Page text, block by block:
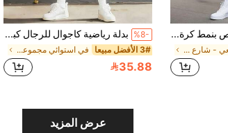
طقم بنطال وقميص بنمط كرة السلة لرجال ذوي الأحجام الكبيرة، طقم شورت ذو رباط بخطوط سوداء وبيضاء عصرية، بدلة رياضية مريحة للصيف
في طليعي - شارع كاجوال مجموعات تي شيرت للرجال بمقا
%8- بدلة رياضية كاجوال للرجال كبار الحجم بتصميم "أشجار جوز الهند والأوراق النخيلية" - مصنوعة من قماش محبوك بولي إستر، رقبة دائرية، شورت بسحاب، جيوب، قياس عادي، مناسب لكبار الحجم
3# الأفضل مبيعا في استوائي مجموعات تي شيرت للرجال بمقاسات كبيرة
35.88
عرض المزيد